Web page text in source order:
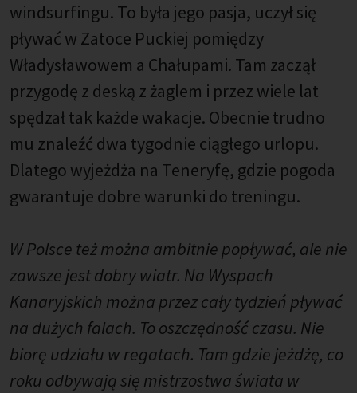
windsurfingu. To była jego pasja, uczył się
pływać w Zatoce Puckiej pomiędzy
Władysławowem a Chałupami. Tam zaczął
przygodę z deską z żaglem i przez wiele lat
spędzał tak każde wakacje. Obecnie trudno
mu znaleźć dwa tygodnie ciągłego urlopu.
Dlatego wyjeżdża na Teneryfę, gdzie pogoda
gwarantuje dobre warunki do treningu.
W Polsce też można ambitnie popływać, ale nie
zawsze jest dobry wiatr. Na Wyspach
Kanaryjskich można przez cały tydzień pływać
na dużych falach. To oszczędność czasu. Nie
biorę udziału w regatach. Tam gdzie jeżdżę, co
roku odbywają się mistrzostwa świata w